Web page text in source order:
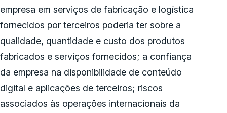
empresa em serviços de fabricação e logística
fornecidos por terceiros poderia ter sobre a
qualidade, quantidade e custo dos produtos
fabricados e serviços fornecidos; a confiança
da empresa na disponibilidade de conteúdo
digital e aplicações de terceiros; riscos
associados às operações internacionais da